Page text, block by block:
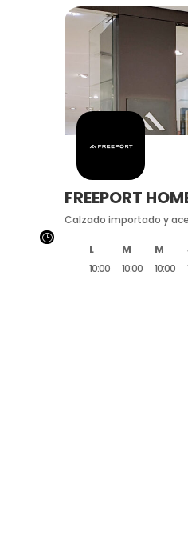
FREEPORT
Calzado importado y
L M M
10:00
10:00
10:00
}